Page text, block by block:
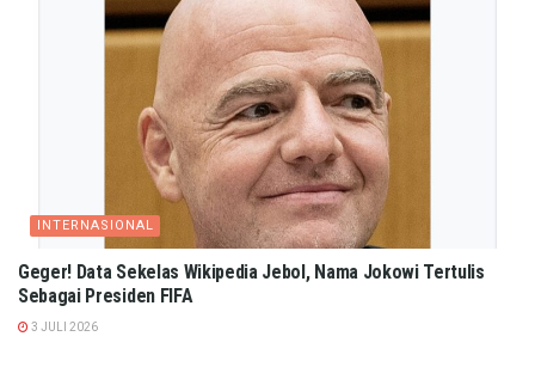
INTERNASIONAL
Geger! Data Sekelas Wikipedia Jebol, Nama Jokowi Tertulis
Sebagai Presiden FIFA
3 JULI 2026